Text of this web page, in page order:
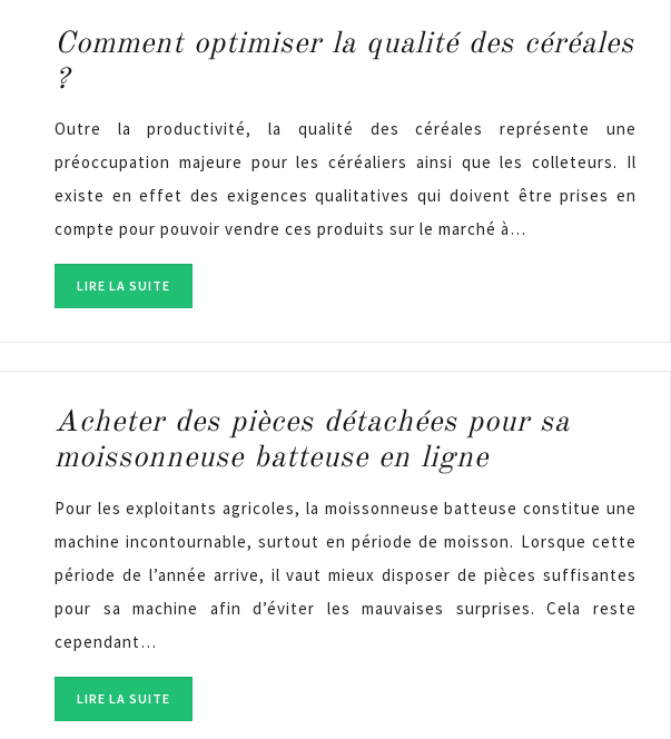
Comment optimiser la qualité des céréales
?
Outre la productivité, la qualité des céréales représente une
préoccupation majeure pour les céréaliers ainsi que les colleteurs. Il
existe en effet des exigences qualitatives qui doivent être prises en
compte pour pouvoir vendre ces produits sur le marché à…
LIRE LA SUITE
Acheter des pièces détachées pour sa
moissonneuse batteuse en ligne
Pour les exploitants agricoles, la moissonneuse batteuse constitue une
machine incontournable, surtout en période de moisson. Lorsque cette
période de l’année arrive, il vaut mieux disposer de pièces suffisantes
pour sa machine afin d’éviter les mauvaises surprises. Cela reste
cependant…
LIRE LA SUITE